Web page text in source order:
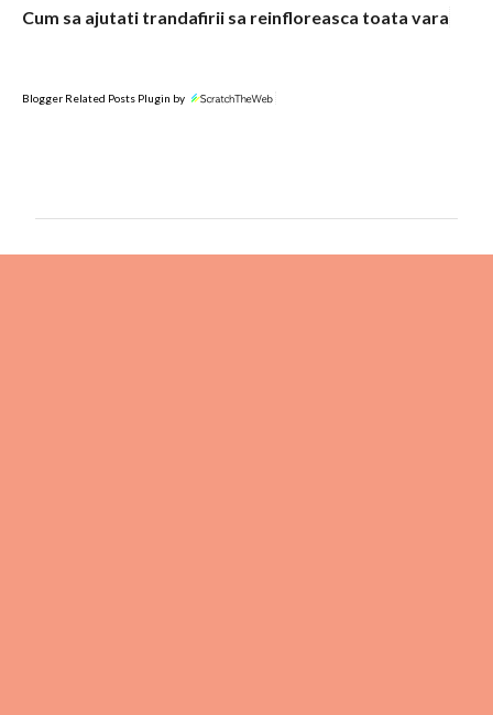
Cum sa ajutati trandafirii sa reinfloreasca toata vara
Blogger Related Posts Plugin by